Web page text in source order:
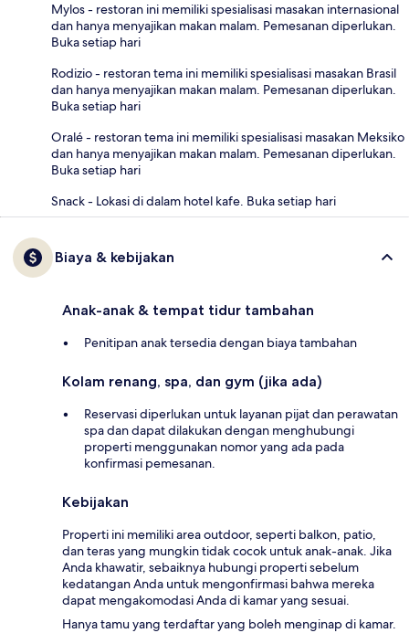
Mylos - restoran ini memiliki spesialisasi masakan internasional
dan hanya menyajikan makan malam. Pemesanan diperlukan.
Buka setiap hari
Rodizio - restoran tema ini memiliki spesialisasi masakan Brasil
dan hanya menyajikan makan malam. Pemesanan diperlukan.
Buka setiap hari
Oralé - restoran tema ini memiliki spesialisasi masakan Meksiko
dan hanya menyajikan makan malam. Pemesanan diperlukan.
Buka setiap hari
Snack - Lokasi di dalam hotel kafe. Buka setiap hari
Biaya & kebijakan
Anak-anak & tempat tidur tambahan
Penitipan anak tersedia dengan biaya tambahan
Kolam renang, spa, dan gym (jika ada)
Reservasi diperlukan untuk layanan pijat dan perawatan
spa dan dapat dilakukan dengan menghubungi
properti menggunakan nomor yang ada pada
konfirmasi pemesanan.
Kebijakan
Properti ini memiliki area outdoor, seperti balkon, patio,
dan teras yang mungkin tidak cocok untuk anak-anak. Jika
Anda khawatir, sebaiknya hubungi properti sebelum
kedatangan Anda untuk mengonfirmasi bahwa mereka
dapat mengakomodasi Anda di kamar yang sesuai.
Hanya tamu yang terdaftar yang boleh menginap di kamar.